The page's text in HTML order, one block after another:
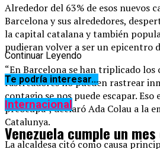
Alrededor del 63% de esos nuevos
Barcelona y sus alrededores,
la capital catalana y también
pudieran volver a ser un epicentro
“En Barcelona se han triplicado los
rastreadores no pueden rastrear
contagio se nos puede escapar. Eso
preocupa”, declaró Ada Colau a la
Catalunya.
La alcaldesa citó como causa
Continuar Leyendo
Te podría interesar...
Internacional
Venezuela cumple un